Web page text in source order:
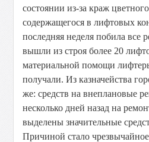
состоянии из-за краж
содержащегося в лифтовых
последняя неделя побила все
вышли из строя более 20
материальной помощи
получали. Из казначейства
же: средств на внеплановые
несколько дней назад на
выделены значительные
Причиной стало